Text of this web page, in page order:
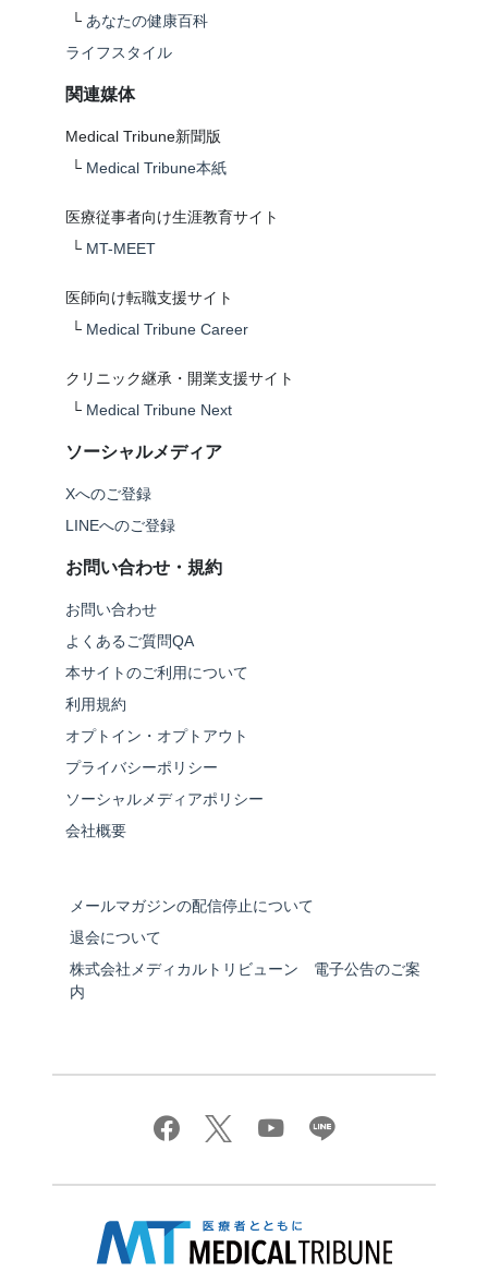
└ あなたの健康百科
ライフスタイル
関連媒体
Medical Tribune新聞版
└ Medical Tribune本紙
医療従事者向け生涯教育サイト
└ MT-MEET
医師向け転職支援サイト
└ Medical Tribune Career
クリニック継承・開業支援サイト
└ Medical Tribune Next
ソーシャルメディア
Xへのご登録
LINEへのご登録
お問い合わせ・規約
お問い合わせ
よくあるご質問QA
本サイトのご利用について
利用規約
オプトイン・オプトアウト
プライバシーポリシー
ソーシャルメディアポリシー
会社概要
メールマガジンの配信停止について
退会について
株式会社メディカルトリビューン 電子公告のご案
内